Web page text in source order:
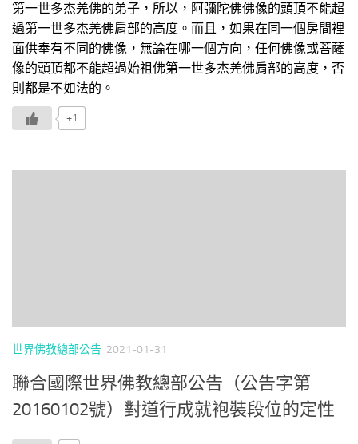
第一世多杰羌佛的弟子，所以，阿彌陀佛佛像的頭頂不能超
過第一世多杰羌佛肩部的高度。而且，如果在同一個房間裡
面供奉有不同的佛像，無論在哪一個方向，任何佛像或菩薩
像的頭頂都不能超過始祖佛第一世多杰羌佛肩部的高度，否
則都是不如法的。
+1
世界佛教總部公告 2021-01-31
聯合國際世界佛教總部公告（公告字第
20160102號）對道行成就袍裝段位的定性